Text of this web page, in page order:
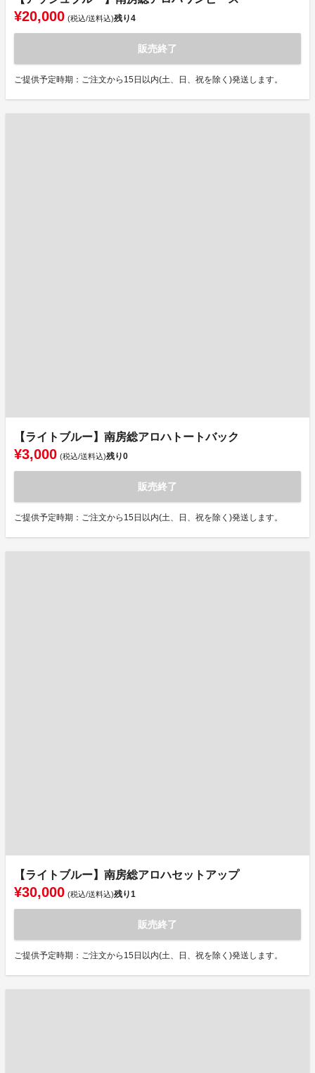
¥20,000 (税込/送料込)残り4
販売終了
ご提供予定時期：ご注文から15日以内(土、日、祝を除く)発送します。
【ライトブルー】南房総アロハトートバック
¥3,000 (税込/送料込)残り0
販売終了
ご提供予定時期：ご注文から15日以内(土、日、祝を除く)発送します。
【ライトブルー】南房総アロハセットアップ
¥30,000 (税込/送料込)残り1
販売終了
ご提供予定時期：ご注文から15日以内(土、日、祝を除く)発送します。